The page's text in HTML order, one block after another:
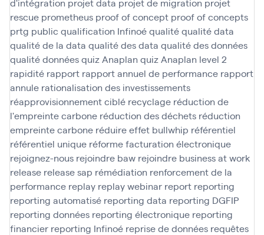
d'intégration projet data projet de migration projet
rescue prometheus proof of concept proof of concepts
prtg public qualification Infinoéqualitéqualité data
qualité de la data qualité des data qualité des données
qualité donnéesquiz Anaplan quiz Anaplan level 2
rapidité rapport rapport annuel de performance rapport
annule rationalisation des investissements
réapprovisionnement ciblé recyclage réduction de
l'empreinte carbone réduction des déchets réduction
empreinte carbone réduire effet bullwhip référentiel
référentiel unique réforme facturation électronique
rejoignez-nous rejoindre baw rejoindre business at work
release release sap rémédiation renforcement de la
performance replay replay webinar report reporting
reporting automatisé reporting data reporting DGFIP
reporting données reporting électronique reporting
financier reporting Infinoé reprise de données requêtes